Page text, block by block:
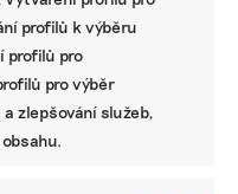
profilů k výběru
profilů pro
pro výběr
zlepšování služeb,